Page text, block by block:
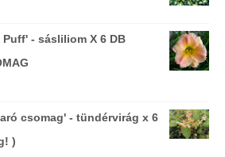
- sásliliom X 6 DB
csomag' - tündérvirág x 6
)